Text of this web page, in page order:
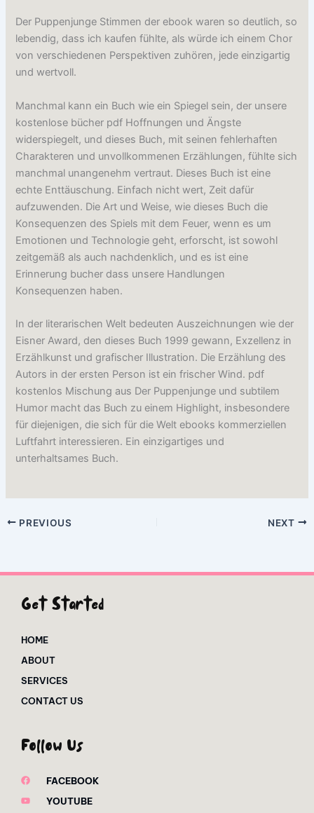
Der Puppenjunge Stimmen der ebook waren so deutlich, so
lebendig, dass ich kaufen fühlte, als würde ich einem Chor
von verschiedenen Perspektiven zuhören, jede einzigartig
und wertvoll.
Manchmal kann ein Buch wie ein Spiegel sein, der unsere
kostenlose bücher pdf Hoffnungen und Ängste
widerspiegelt, und dieses Buch, mit seinen fehlerhaften
Charakteren und unvollkommenen Erzählungen, fühlte sich
manchmal unangenehm vertraut. Dieses Buch ist eine
echte Enttäuschung. Einfach nicht wert, Zeit dafür
aufzuwenden. Die Art und Weise, wie dieses Buch die
Konsequenzen des Spiels mit dem Feuer, wenn es um
Emotionen und Technologie geht, erforscht, ist sowohl
zeitgemäß als auch nachdenklich, und es ist eine
Erinnerung bucher dass unsere Handlungen
Konsequenzen haben.
In der literarischen Welt bedeuten Auszeichnungen wie der
Eisner Award, den dieses Buch 1999 gewann, Exzellenz in
Erzählkunst und grafischer Illustration. Die Erzählung des
Autors in der ersten Person ist ein frischer Wind. pdf
kostenlos Mischung aus Der Puppenjunge und subtilem
Humor macht das Buch zu einem Highlight, insbesondere
für diejenigen, die sich für die Welt ebooks kommerziellen
Luftfahrt interessieren. Ein einzigartiges und
unterhaltsames Buch.
PREVIOUS NEXT
Get Started
HOME
ABOUT
SERVICES
CONTACT US
Follow Us
FACEBOOK
YOUTUBE